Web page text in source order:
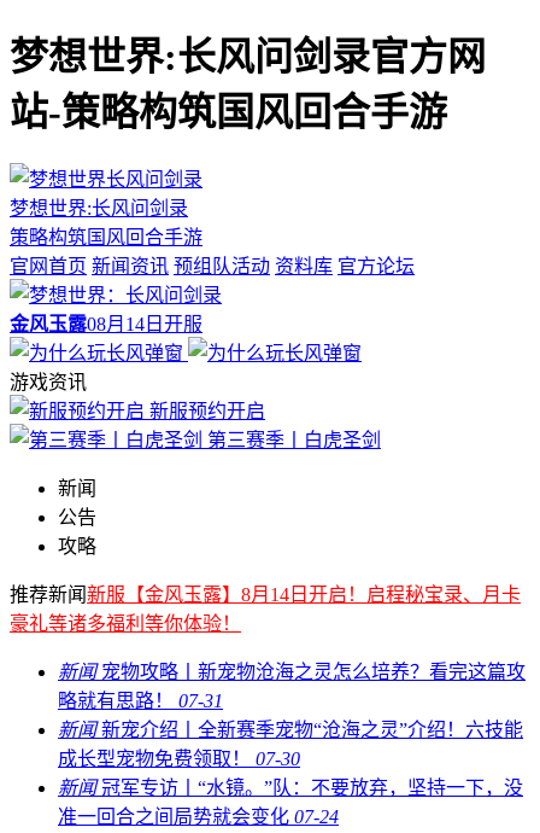
梦想世界:长风问剑录官方网
站-策略构筑国风回合手游
梦想世界:长风问剑录
策略构筑国风回合手游
官网首页 新闻资讯 预组队活动 资料库 官方论坛
金风玉露08月14日开服
游戏资讯
新服预约开启
第三赛季丨白虎圣剑
新闻
公告
攻略
推荐新闻新服【金风玉露】8月14日开启！启程秘宝录、月卡
豪礼等诸多福利等你体验！
新闻 宠物攻略丨新宠物沧海之灵怎么培养？看完这篇攻
略就有思路！
07-31
新闻 新宠介绍丨全新赛季宠物“沧海之灵”介绍！六技能
成长型宠物免费领取！
07-30
新闻 冠军专访丨“水镜。”队：不要放弃，坚持一下，没
准一回合之间局势就会变化 07-24